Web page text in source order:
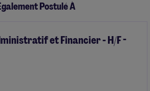
Postulé À
et Financier - H/F -